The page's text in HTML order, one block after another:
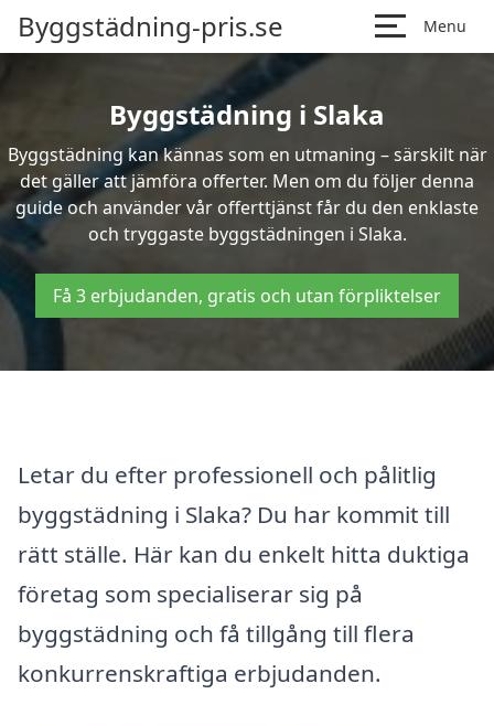
Byggstädning-pris.se Menu
Byggstädning i Slaka
Byggstädning kan kännas som en utmaning – särskilt när
det gäller att jämföra offerter. Men om du följer denna
guide och använder vår offerttjänst får du den enklaste
och tryggaste byggstädningen i Slaka.
Få 3 erbjudanden, gratis och utan förpliktelser
Letar du efter professionell och pålitlig
byggstädning i Slaka? Du har kommit till
rätt ställe. Här kan du enkelt hitta duktiga
företag som specialiserar sig på
byggstädning och få tillgång till flera
konkurrenskraftiga erbjudanden.